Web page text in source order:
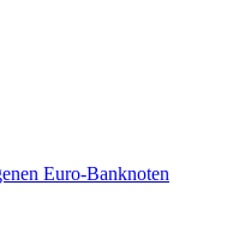
Euro-Banknoten